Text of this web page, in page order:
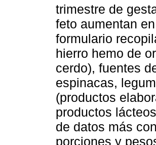
trimestre de
feto aumentan
formulario
hierro hemo de
cerdo), fuentes
espinacas,
(productos
productos
de datos más
porciones y